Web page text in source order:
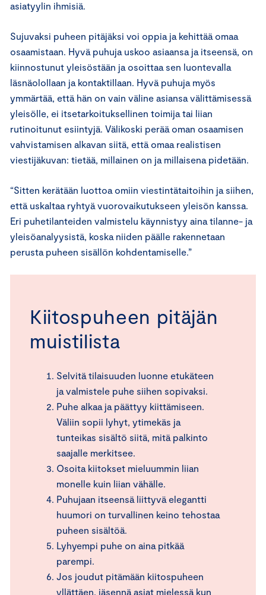
asiatyylin ihmisiä.
Sujuvaksi puheen pitäjäksi voi oppia ja kehittää omaa
osaamistaan. Hyvä puhuja uskoo asiaansa ja itseensä, on
kiinnostunut yleisöstään ja osoittaa sen luontevalla
läsnäolollaan ja kontaktillaan. Hyvä puhuja myös
ymmärtää, että hän on vain väline asiansa välittämisessä
yleisölle, ei itsetarkoituksellinen toimija tai liian
rutinoitunut esiintyjä. Välikoski perää oman osaamisen
vahvistamisen alkavan siitä, että omaa realistisen
viestijäkuvan: tietää, millainen on ja millaisena pidetään.
“Sitten kerätään luottoa omiin viestintätaitoihin ja siihen,
että uskaltaa ryhtyä vuorovaikutukseen yleisön kanssa.
Eri puhetilanteiden valmistelu käynnistyy aina tilanne- ja
yleisöanalyysistä, koska niiden päälle rakennetaan
perusta puheen sisällön kohdentamiselle.”
Kiitospuheen pitäjän
muistilista
Selvitä tilaisuuden luonne etukäteen
ja valmistele puhe siihen sopivaksi.
Puhe alkaa ja päättyy kiittämiseen.
Väliin sopii lyhyt, ytimekäs ja
tunteikas sisältö siitä, mitä palkinto
saajalle merkitsee.
Osoita kiitokset mieluummin liian
monelle kuin liian vähälle.
Puhujaan itseensä liittyvä elegantti
huumori on turvallinen keino tehostaa
puheen sisältöä.
Lyhyempi puhe on aina pitkää
parempi.
Jos joudut pitämään kiitospuheen
yllättäen, jäsennä asiat mielessä kun